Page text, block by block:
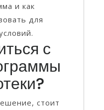
и как
для
с
стоит